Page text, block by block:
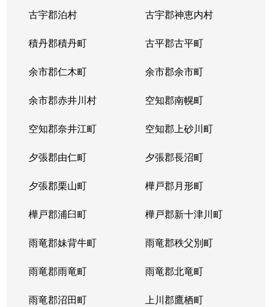
古宇郡泊村 古宇郡神恵内村
積丹郡積丹町 古平郡古平町
余市郡仁木町 余市郡余市町
余市郡赤井川村 空知郡南幌町
空知郡奈井江町 空知郡上砂川町
夕張郡由仁町 夕張郡長沼町
夕張郡栗山町 樺戸郡月形町
樺戸郡浦臼町 樺戸郡新十津川町
雨竜郡妹背牛町 雨竜郡秩父別町
雨竜郡雨竜町 雨竜郡北竜町
雨竜郡沼田町 上川郡鷹栖町